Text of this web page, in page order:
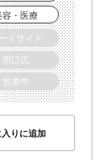
容・医療
ドサイド
間口広
営業中
りに追加